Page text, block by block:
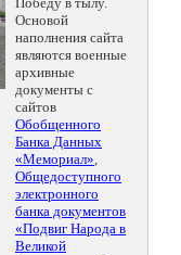
Основой
наполнения сайта
являются военные
архивные
документы с
сайтов
Обобщенного
Банка Данных
«Мемориал»,
Общедоступного
электронного
банка документов
«Подвиг Народа в
Великой